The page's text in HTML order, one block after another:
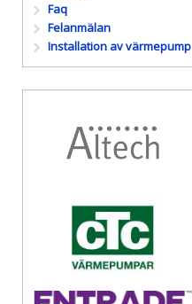
Faq
Felanmälan
Installation av värmepump